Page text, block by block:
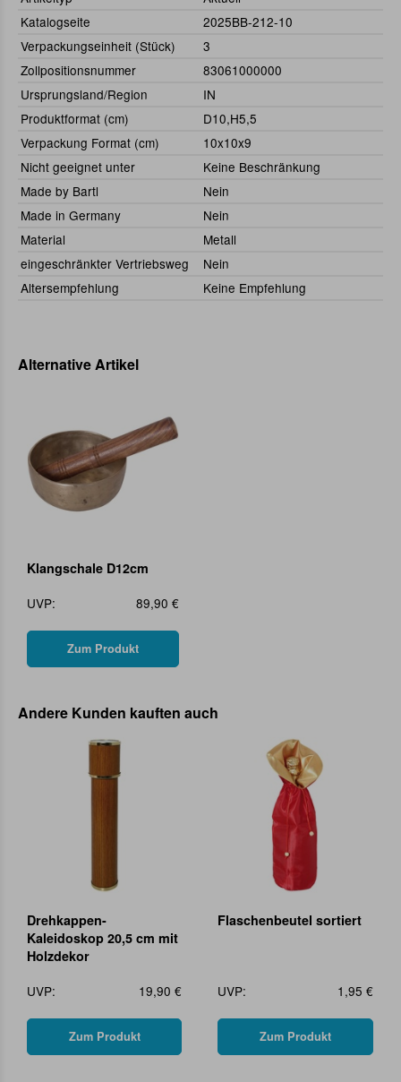
Katalogseite
2025BB-212-10
Verpackungseinheit (Stück)
3
Zollpositionsnummer
83061000000
Ursprungsland/Region
IN
Produktformat (cm)
D10,H5,5
Verpackung Format (cm)
10x10x9
Nicht geeignet unter
Keine Beschränkung
Made by Bartl
Nein
Made in Germany
Nein
Material
Metall
eingeschränkter Vertriebsweg
Nein
Altersempfehlung
Keine Empfehlung
Alternative Artikel
Klangschale D12cm
UVP:
89,90 €
Zum Produkt
Andere Kunden kauften auch
Drehkappen-
Kaleidoskop 20,5 cm mit
Holzdekor
UVP:
19,90 €
Zum Produkt
Flaschenbeutel sortiert
UVP: 1,95 €
Zum Produkt